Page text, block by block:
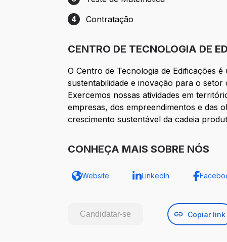
Etapa 3: Teste de Matemática
Etapa 4: Contratação
4 Contratação
CENTRO DE TECNOLOGIA DE
O Centro de Tecnologia de Edificações
sustentabilidade e inovação para o setor
Exercemos nossas atividades em
empresas, dos empreendimentos e das
crescimento sustentável da cadeia
CONHEÇA MAIS SOBRE NÓS
Website LinkedIn
Candidatar-se Copiar link